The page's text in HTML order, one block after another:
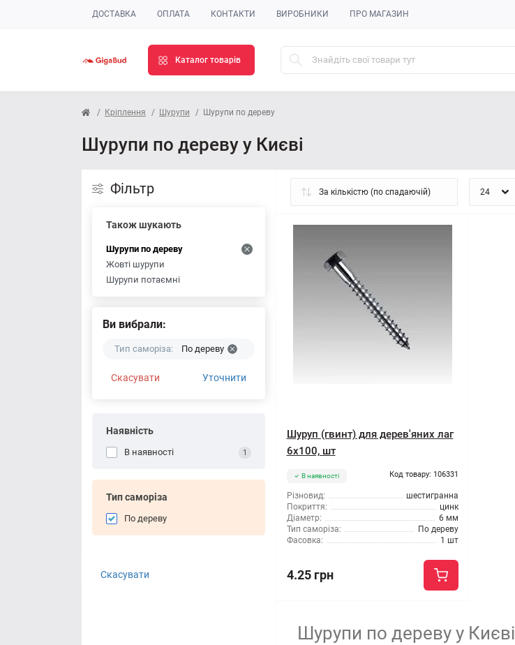
ДОСТАВКА ОПЛАТА КОНТАКТИ ВИРОБНИКИ ПРО МАГАЗИН
Каталог товарів
Кріплення Шурупи Шурупи по дереву
Шурупи по дереву у Києві
Фільтр
Також шукають
Шурупи по дереву
Жовті шурупи
Шурупи потаємні
Ви вибрали:
Тип саморіза: По дереву
Скасувати Уточнити
Наявність
В наявності 1
Тип саморіза
По дереву
Скасувати
Шуруп (гвинт) для дерев'яних лаг
6x100, шт
В наявності Код товару: 106331
Різновид:
шестигранна
Покриття:
цинк
Діаметр:
6 мм
Тип саморіза:
По дереву
Фасовка:
1 шт
4.25 грн
Шурупи по дереву у Києві